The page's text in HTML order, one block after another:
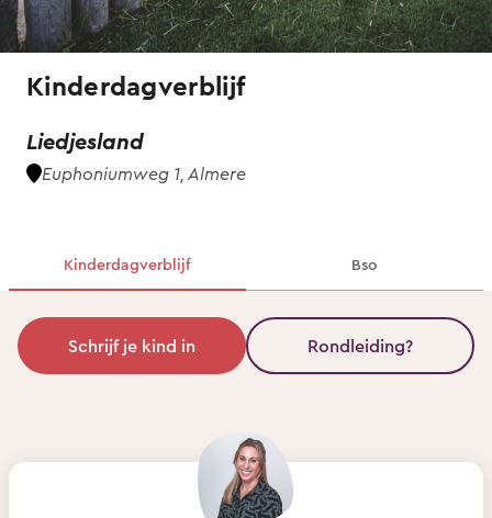
Kinderdagverblijf
Liedjesland
Euphoniumweg 1, Almere
Kinderdagverblijf Bso
Schrijf je kind in Rondleiding?